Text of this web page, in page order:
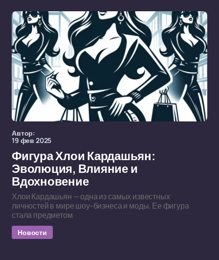
Автор:
19 фев 2025
Фигура Хлои Кардашьян:
Эволюция, Влияние и
Вдохновение
Хлои Кардашьян — одна из самых известных
личностей в мире шоу-бизнеса и моды. Ее фигура
стала предметом
Новости